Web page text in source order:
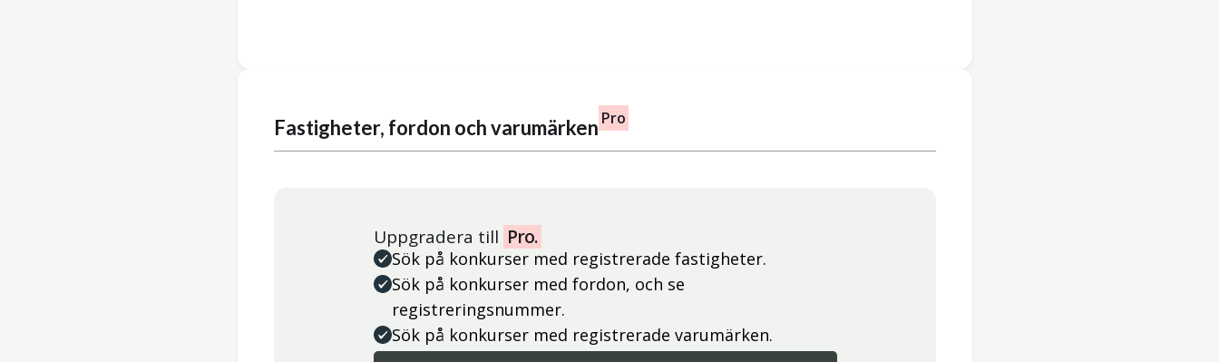
Fastigheter, fordon och varumärken Pro
Uppgradera till Pro.
Sök på konkurser med registrerade fastigheter.
Sök på konkurser med fordon, och se
registreringsnummer.
Sök på konkurser med registrerade varumärken.